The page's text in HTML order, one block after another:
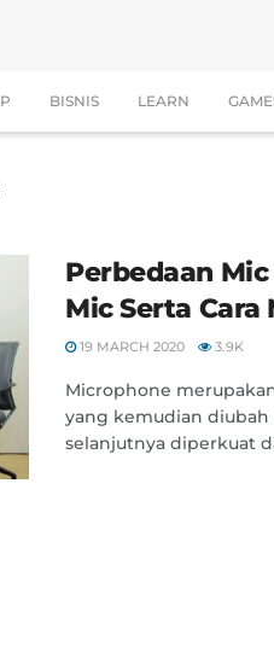
BISNIS LEARN
Perbedaan
Mic Serta
19 MARCH 2020 3.9K
Microphone
yang kemudian
selanjutnya diperkuat